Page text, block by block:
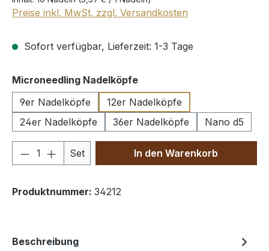
Preise inkl. MwSt. zzgl. Versandkosten
Sofort verfügbar, Lieferzeit: 1-3 Tage
Microneedling Nadelköpfeauswählen
9er Nadelköpfe
12er Nadelköpfe
24er Nadelköpfe
36er Nadelköpfe Nano d5
Produkt Anzahl: Gib den
Set In den Warenkorb
Produktnummer: 34212
Beschreibung